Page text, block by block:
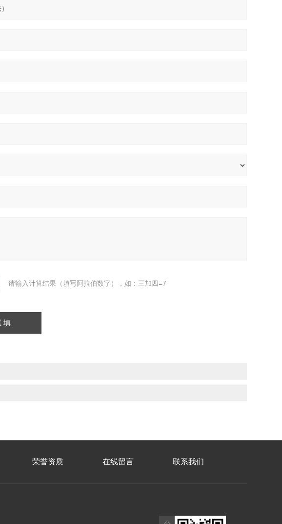
请输入计算结果（填写阿拉伯数字），如：三加四=7
荣誉资质 在线留言 联系我们